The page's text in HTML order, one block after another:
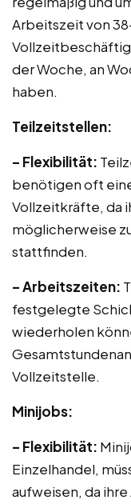
Arbeitszeit von
der Woche, an
haben.
Teilzeitstellen:
– Flexibilität:
benötigen oft
Vollzeitkräfte, da
möglicherweise
stattfinden.
– Arbeitszeiten:
festgelegte
wiederholen
Vollzeitstelle.
Minijobs:
– Flexibilität:
Einzelhandel,
aufweisen, da